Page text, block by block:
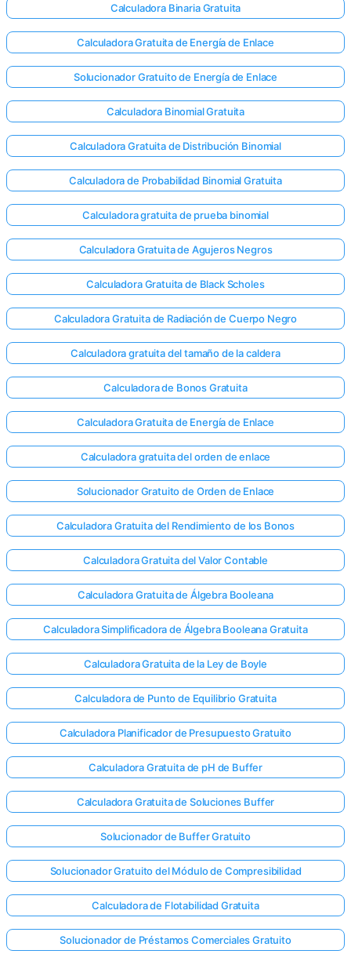
Calculadora Binaria Gratuita
Calculadora Gratuita de Energía de Enlace
Solucionador Gratuito de Energía de Enlace
Calculadora Binomial Gratuita
Calculadora Gratuita de Distribución Binomial
Calculadora de Probabilidad Binomial Gratuita
Calculadora gratuita de prueba binomial
Calculadora Gratuita de Agujeros Negros
Calculadora Gratuita de Black Scholes
Calculadora Gratuita de Radiación de Cuerpo Negro
Calculadora gratuita del tamaño de la caldera
Calculadora de Bonos Gratuita
Calculadora Gratuita de Energía de Enlace
Calculadora gratuita del orden de enlace
Solucionador Gratuito de Orden de Enlace
Calculadora Gratuita del Rendimiento de los Bonos
Calculadora Gratuita del Valor Contable
Calculadora Gratuita de Álgebra Booleana
Calculadora Simplificadora de Álgebra Booleana Gratuita
Calculadora Gratuita de la Ley de Boyle
Calculadora de Punto de Equilibrio Gratuita
Calculadora Planificador de Presupuesto Gratuito
Calculadora Gratuita de pH de Buffer
Calculadora Gratuita de Soluciones Buffer
Solucionador de Buffer Gratuito
Solucionador Gratuito del Módulo de Compresibilidad
Calculadora de Flotabilidad Gratuita
Solucionador de Préstamos Comerciales Gratuito